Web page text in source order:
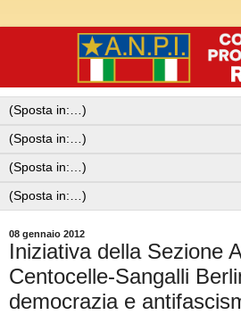
08 gennaio 2012
Iniziativa della Sezione
Centocelle-Sangalli
democrazia e